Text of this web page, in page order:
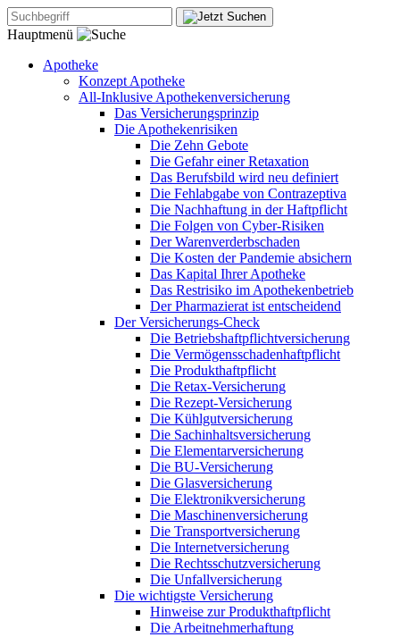
Hauptmenü
Apotheke
Konzept Apotheke
All-Inklusive Apothekenversicherung
Das Versicherungsprinzip
Die Apothekenrisiken
Die Zehn Gebote
Die Gefahr einer Retaxation
Das Berufsbild wird neu definiert
Die Fehlabgabe von Contrazeptiva
Die Nachhaftung in der Haftpflicht
Die Folgen von Cyber-Risiken
Der Warenverderbschaden
Die Kosten der Pandemie absichern
Das Kapital Ihrer Apotheke
Das Restrisiko im Apothekenbetrieb
Der Pharmazierat ist entscheidend
Der Versicherungs-Check
Die Betriebshaftpflichtversicherung
Die Vermögensschadenhaftpflicht
Die Produkthaftpflicht
Die Retax-Versicherung
Die Rezept-Versicherung
Die Kühlgutversicherung
Die Sachinhaltsversicherung
Die Elementarversicherung
Die BU-Versicherung
Die Glasversicherung
Die Elektronikversicherung
Die Maschinenversicherung
Die Transportversicherung
Die Internetversicherung
Die Rechtsschutzversicherung
Die Unfallversicherung
Die wichtigste Versicherung
Hinweise zur Produkthaftpflicht
Die Arbeitnehmerhaftung